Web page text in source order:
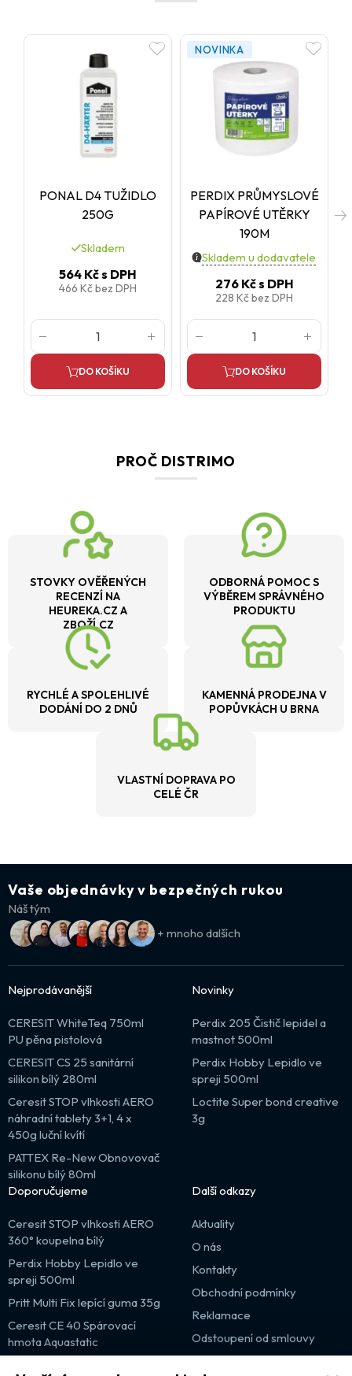
PONAL D4 TUŽIDLO
250G
Skladem
564 Kčs DPH
466 Kčbez DPH
DO KOŠÍKU
NOVINKA
PERDIX PRŮMYSLOVÉ
PAPÍROVÉ UTĚRKY
190M
Skladem u dodavatele
276 Kčs DPH
228 Kčbez DPH
DO KOŠÍKU
PROČ DISTRIMO
STOVKY OVĚŘENÝCH
RECENZÍ NA
HEUREKA.CZ A
ZBOŽÍ.CZ
ODBORNÁ POMOC S
VÝBĚREM SPRÁVNÉHO
PRODUKTU
RYCHLÉ A SPOLEHLIVÉ
DODÁNÍ DO 2 DNŮ
KAMENNÁ PRODEJNA V
POPŮVKÁCH U BRNA
VLASTNÍ DOPRAVA PO
CELÉ ČR
Vaše objednávky v bezpečných rukou
Náš tým
+ mnoho dalších
Nejprodávanější
CERESIT WhiteTeq 750ml
PU pěna pistolová
CERESIT CS 25 sanitární
silikon bílý 280ml
Ceresit STOP vlhkosti AERO
náhradní tablety 3+1, 4 x
450g luční kvítí
PATTEX Re-New Obnovovač
silikonu bílý 80ml
Novinky
Perdix 205 Čistič lepidel a
mastnot 500ml
Perdix Hobby Lepidlo ve
spreji 500ml
Loctite Super bond creative
3g
Doporučujeme
Ceresit STOP vlhkosti AERO
360° koupelna bílý
Perdix Hobby Lepidlo ve
spreji 500ml
Pritt Multi Fix lepící guma 35g
Ceresit CE 40 Spárovací
hmota Aquastatic
Další odkazy
Aktuality
O nás
Kontakty
Obchodní podmínky
Reklamace
Odstoupení od smlouvy
Výprodej